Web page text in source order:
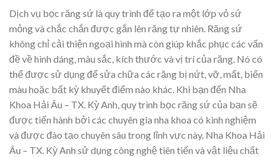
Dịch vụ bọc răng sứ là quy trình để tạo ra một lớp vỏ sứ
mỏng và chắc chắn được gắn lên răng tự nhiên. Răng sứ
không chỉ cải thiện ngoại hình mà còn giúp khắc phục các vấn
đề về hình dáng, màu sắc, kích thước và vị trí của răng. Nó có
thể được sử dụng để sửa chữa các răng bị nứt, vỡ, mất, biến
màu hoặc bất kỳ khuyết điểm nào khác. Khi bạn đến Nha
Khoa Hải Âu – TX. Kỳ Anh, quy trình bọc răng sứ của bạn sẽ
được tiến hành bởi các chuyên gia nha khoa có kinh nghiệm
và được đào tạo chuyên sâu trong lĩnh vực này. Nha Khoa Hải
Âu – TX. Kỳ Anh sử dụng công nghệ tiên tiến và vật liệu chất